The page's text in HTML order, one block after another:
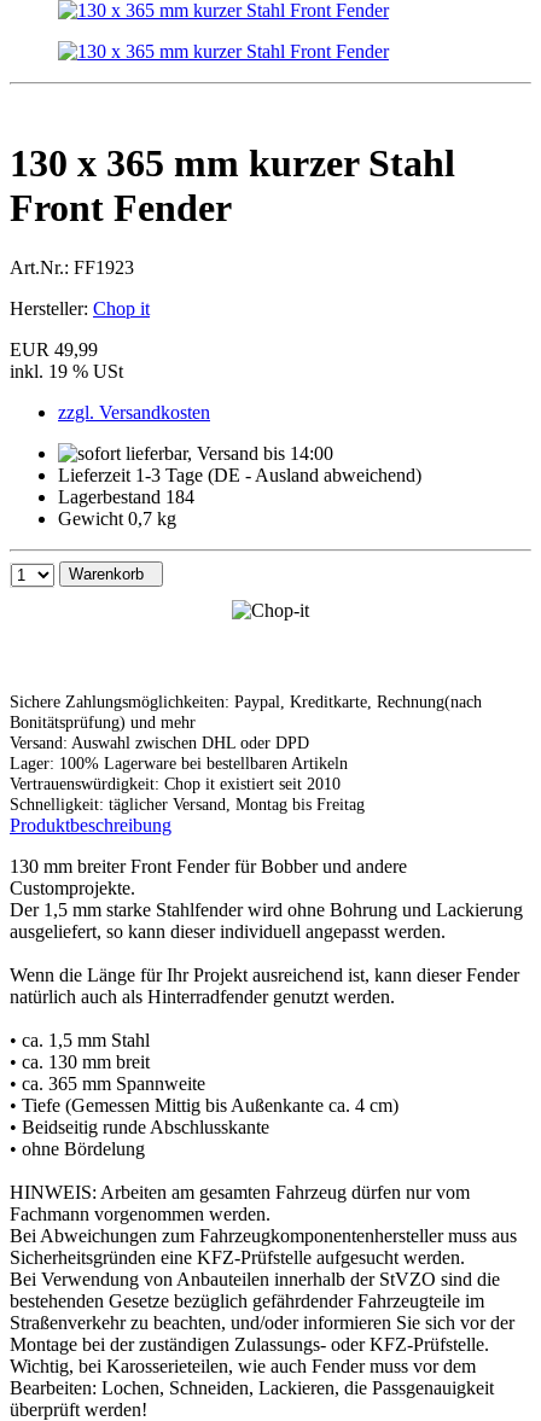
130 x 365 mm kurzer Stahl
Front Fender
Art.Nr.: FF1923
Hersteller: Chop it
EUR 49,99
inkl. 19 % USt
zzgl. Versandkosten
Lieferzeit 1-3 Tage (DE - Ausland abweichend)
Lagerbestand 184
Gewicht 0,7 kg
Warenkorb
Sichere Zahlungsmöglichkeiten: Paypal, Kreditkarte, Rechnung(nach
Bonitätsprüfung) und mehr
Versand: Auswahl zwischen DHL oder DPD
Lager: 100% Lagerware bei bestellbaren Artikeln
Vertrauenswürdigkeit: Chop it existiert seit 2010
Schnelligkeit: täglicher Versand, Montag bis Freitag
Produktbeschreibung
130 mm breiter Front Fender für Bobber und andere
Customprojekte.
Der 1,5 mm starke Stahlfender wird ohne Bohrung und Lackierung
ausgeliefert, so kann dieser individuell angepasst werden.
Wenn die Länge für Ihr Projekt ausreichend ist, kann dieser Fender
natürlich auch als Hinterradfender genutzt werden.
• ca. 1,5 mm Stahl
• ca. 130 mm breit
• ca. 365 mm Spannweite
• Tiefe (Gemessen Mittig bis Außenkante ca. 4 cm)
• Beidseitig runde Abschlusskante
• ohne Bördelung
HINWEIS: Arbeiten am gesamten Fahrzeug dürfen nur vom
Fachmann vorgenommen werden.
Bei Abweichungen zum Fahrzeugkomponentenhersteller muss aus
Sicherheitsgründen eine KFZ-Prüfstelle aufgesucht werden.
Bei Verwendung von Anbauteilen innerhalb der StVZO sind die
bestehenden Gesetze bezüglich gefährdender Fahrzeugteile im
Straßenverkehr zu beachten, und/oder informieren Sie sich vor der
Montage bei der zuständigen Zulassungs- oder KFZ-Prüfstelle.
Wichtig, bei Karosserieteilen, wie auch Fender muss vor dem
Bearbeiten: Lochen, Schneiden, Lackieren, die Passgenauigkeit
überprüft werden!